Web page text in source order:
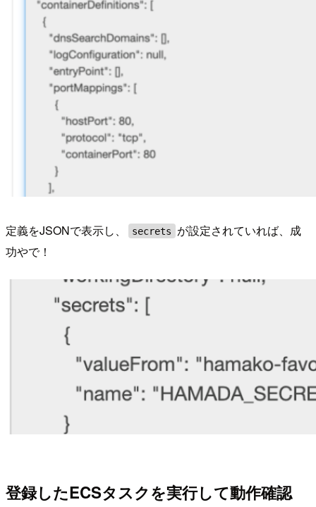
定義をJSONで表示し、 secrets
が設定されていれば、成
功やで！
登録したECSタスクを実行して動作確認